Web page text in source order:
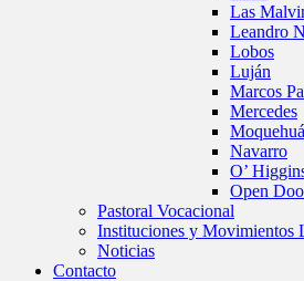
Las
Leandro
Lobos
Luján
Marcos
Mercedes
Moquehuá
Navarro
O’
Open
Pastoral Vocacional
Instituciones y Movimientos
Noticias
Contacto